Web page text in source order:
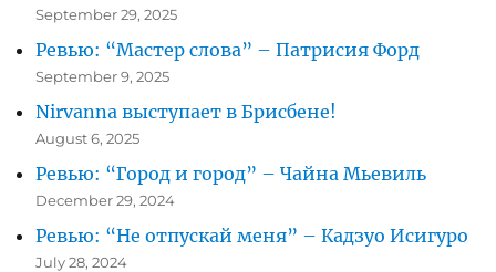
September 29, 2025
Ревью: “Мастер слова” – Патрисия Форд
September 9, 2025
Nirvanna выступает в Брисбене!
August 6, 2025
Ревью: “Город и город” – Чайна Мьевиль
December 29, 2024
Ревью: “Не отпускай меня” – Кадзуо Исигуро
July 28, 2024